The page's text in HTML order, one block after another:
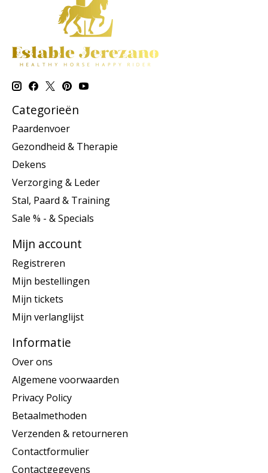
Categorieën
Paardenvoer
Gezondheid & Therapie
Dekens
Verzorging & Leder
Stal, Paard & Training
Sale % - & Specials
Mijn account
Registreren
Mijn bestellingen
Mijn tickets
Mijn verlanglijst
Informatie
Over ons
Algemene voorwaarden
Privacy Policy
Betaalmethoden
Verzenden & retourneren
Contactformulier
Contactgegevens